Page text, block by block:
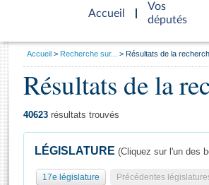
Accueil
d'accueil
Vos
députés
Général
Vous
Accueil Recherche sur... Résultats de la
Résultats de la
40623 résultats trouvés
LÉGISLATURE (Cliquez sur l'un des
17e législature Précédentes